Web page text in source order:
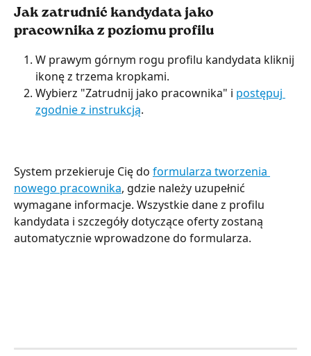
Jak zatrudnić kandydata jako
pracownika z poziomu profilu
W prawym górnym rogu profilu kandydata kliknij
ikonę z trzema kropkami.
Wybierz "Zatrudnij jako pracownika" i postępuj
zgodnie z instrukcją.
System przekieruje Cię do formularza tworzenia
nowego pracownika, gdzie należy uzupełnić
wymagane informacje. Wszystkie dane z profilu
kandydata i szczegóły dotyczące oferty zostaną
automatycznie wprowadzone do formularza.